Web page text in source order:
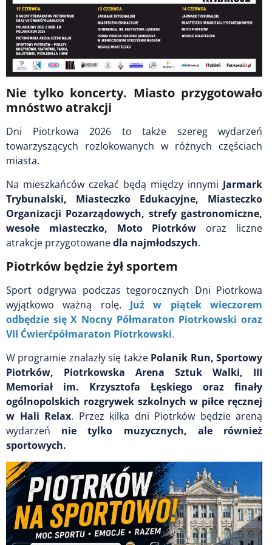
Nie tylko koncerty. Miasto przygotowało
mnóstwo atrakcji
Dni Piotrkowa 2026 to także szereg wydarzeń
towarzyszących rozlokowanych w różnych częściach
miasta.
Na mieszkańców czekać będą między innymi Jarmark
Trybunalski, Miasteczko Edukacyjne, Miasteczko
Organizacji Pozarządowych, strefy gastronomiczne,
wesołe miasteczko, Moto Piotrków oraz liczne
atrakcje przygotowanedla najmłodszych.
Piotrków będzie żył sportem
Sport odgrywa podczas tegorocznych Dni Piotrkowa
wyjątkowo ważną rolę. Już w piątek wieczorem
odbędzie się X Nocny Półmaraton Piotrkowski oraz
VII Ćwierćpółmaraton Piotrkowski.
W programie znalazły się także Polanik Run, Sportowy
Piotrków, Piotrkowska Arena Sztuk Walki, III
Memoriał im. Krzysztofa Łęskiego oraz finały
ogólnopolskich rozgrywek szkolnych w piłce ręcznej
w Hali Relax. Przez kilka dni Piotrków będzie areną
wydarzeń nie tylko muzycznych, ale również
sportowych.